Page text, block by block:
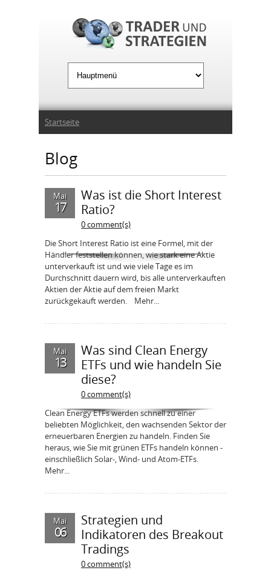
Sie sind hier
Startseite
Blog
Mai
17
Was ist die Short Interest
Ratio?
0 comment(s)
Die Short Interest Ratio ist eine Formel, mit der
Händler feststellen können, wie stark eine Aktie
unterverkauft ist und wie viele Tage es im
Durchschnitt dauern wird, bis alle unterverkauften
Aktien der Aktie auf dem freien Markt
zurückgekauft werden. Mehr...
Mai
13
Was sind Clean Energy
ETFs und wie handeln Sie
diese?
0 comment(s)
Clean Energy ETFs werden schnell zu einer
beliebten Möglichkeit, den wachsenden Sektor der
erneuerbaren Energien zu handeln. Finden Sie
heraus, wie Sie mit grünen ETFs handeln können -
einschließlich Solar-, Wind- und Atom-ETFs.
Mehr...
Mai
06
Strategien und
Indikatoren des Breakout
Tradings
0 comment(s)